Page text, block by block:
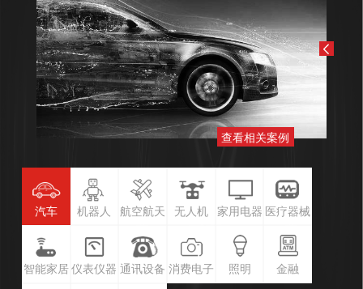
查看相关案例
汽车 机器人 航空航天 无人机 家用电器 医疗器械
智能家居 仪表仪器 通讯设备 消费电子 照明 金融